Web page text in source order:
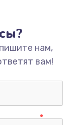
нам,
вам!